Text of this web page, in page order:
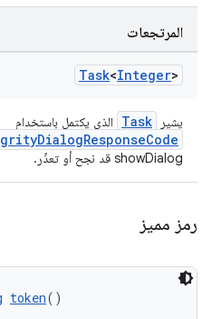
المرتجعات
Task<Integer>
يشير Task الذي يكتمل باستخدام
showDialog قد نجح أو تعذّر.
رمز مميز
token()